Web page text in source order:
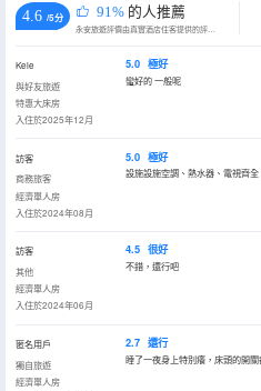
4.6 /5分 91% 的人推薦
永安旅遊評價由真實酒店住客提供的評價。
Kele
與好友旅遊
特惠大床房
入住於2025年12月
5.0 極好
蠻好的 一般呢
訪客
商務旅客
經濟單人房
入住於2024年08月
5.0 極好
設施設施空調、熱水器、電視齊
訪客
其他
經濟單人房
入住於2024年06月
4.5 很好
不錯，還行吧
匿名用戶
獨自旅遊
經濟單人房
2.7 還行
睡了一夜身上特別癢，床頭的開